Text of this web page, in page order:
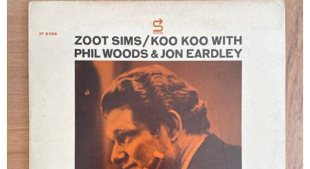
GGについて
買取について
取り置きなどについて
新譜